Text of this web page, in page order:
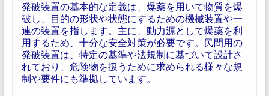
発破装置の基本的な定義は、爆薬を用いて物質を爆
破し、目的の形状や状態にするための機械装置や一
連の装置を指します。主に、動力源として爆薬を利
用するため、十分な安全対策が必要です。民間用の
発破装置は、特定の基準や法規制に基づいて設計さ
れており、危険物を扱うために求められる様々な規
制や要件にも準拠しています。